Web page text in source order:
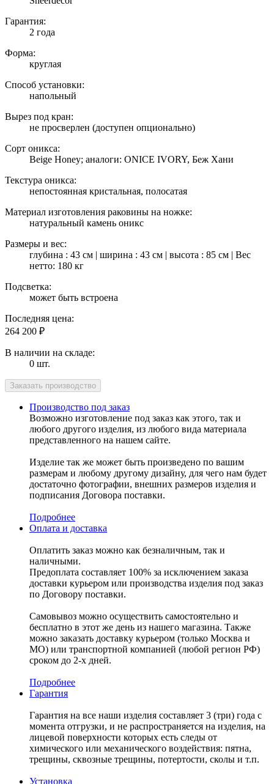
Гарантия:
2 года
Форма:
круглая
Способ установки:
напольный
Вырез под кран:
не просверлен (доступен опционально)
Сорт оникса:
Beige Honey; аналоги: ONICE IVORY, Беж Хани
Текстура оникса:
непостоянная кристальная, полосатая
Материал изготовления раковины на ножке:
натуральный камень оникс
Размеры и вес:
глубина : 43 см | ширина : 43 см | высота : 85 см | Вес
нетто: 180 кг
Подсветка:
может быть встроена
Последняя цена:
264 200 ₽
В наличии на складе:
0 шт.
Производство под заказ
Возможно изготовление под заказ как этого, так и
любого другого изделия, из любого вида материала
представленного на нашем сайте.
Изделие так же может быть произведено по вашим
размерам и любому другому дизайну, для чего нам будет
достаточно фотографии, внешних размеров изделия и
подписания Договора поставки.
Подробнее
Оплата и доставка
Оплатить заказ можно как безналичным, так и
наличными.
Предоплата составляет 100% за исключением заказа
доставки курьером или производства изделия под заказ
по Договору поставки.
Самовывоз можно осуществить самостоятельно и
бесплатно в этот же день из нашего магазина. Также
можно заказать доставку курьером (только Москва и
МО) или транспортной компанией (любой регион РФ)
сроком до 2-х дней.
Подробнее
Гарантия
Гарантия на все наши изделия составляет 3 (три) года с
момента отгрузки, и не распространяется на изделия, на
лицевой поверхности которых есть следы от
химического или механического воздействия: пятна,
трещины, сквозные трещины, потертости, сколы и т.п.
Установка